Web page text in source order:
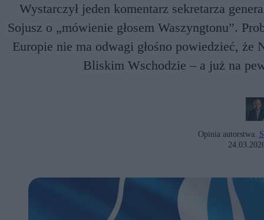
Wystarczył jeden komentarz sekretarza
Sojusz o „mówienie głosem Waszyngtonu”.
Europie nie ma odwagi głośno powiedzieć,
Bliskim Wschodzie – a już na
Opinia autorstwa: